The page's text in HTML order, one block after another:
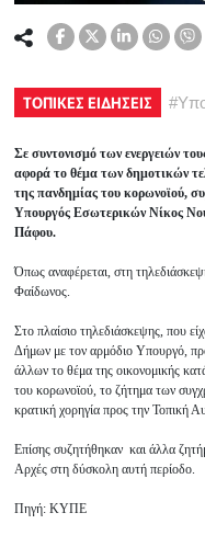
ΤΟΠΙΚΕΣ ΕΙΔΗΣΕΙΣ #
Σε συντονισμό των ενεργειών
αφορά το θέμα των δημοτικών
της πανδημίας του κορωνοϊού,
Υπουργός Εσωτερικών Νίκος
Πάφου.
Όπως αναφέρεται, στη
Φαίδωνος.
Στο πλαίσιο τηλεδιάσκεψης, που
Δήμων με τον αρμόδιο Υπουργό,
άλλων το θέμα της οικονομικής
του κορωνοϊού, το ζήτημα των
κρατική χορηγία προς την Τοπική
Επίσης συζητήθηκαν και άλλα
Αρχές στη δύσκολη αυτή περίοδο.
Πηγή: ΚΥΠΕ